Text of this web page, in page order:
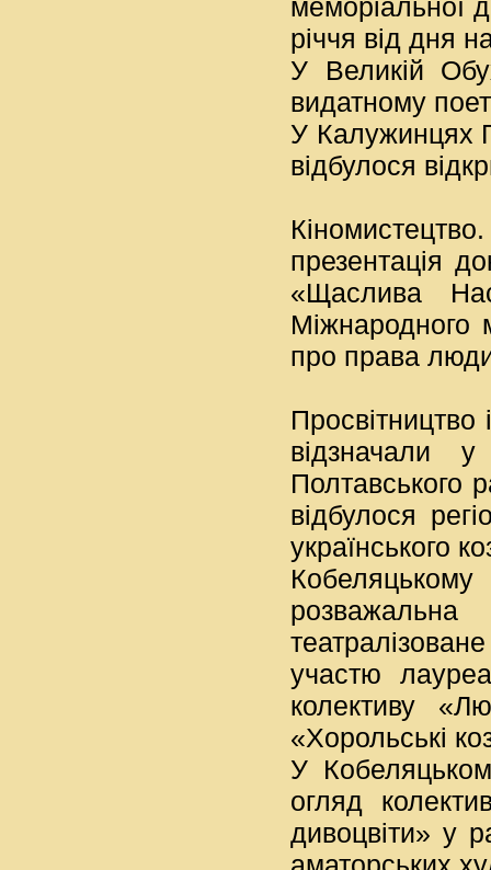
меморіальної
річчя від дня
У Великій
видатному
У Калужинцях
відбулося
презентація
«Щаслива
Міжнародного
про права
відзначали
Полтавського
відбулося
українського
участю
колективу
«Хорольські
У
огляд
дивоцвіти» у